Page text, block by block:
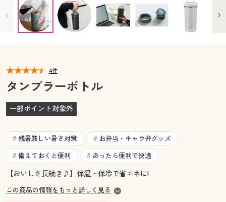
カタログ無料プレゼント
マイページ
閲覧履歴
お気に入り
サポート
ご利用ガイド
会員メニュー
閲覧履歴
お気に入り
ご利用ガイド
よくある質問とお問い合わせ
4件
タンブラーボトル
一部ポイント対象外
# 残暑厳しい暑さ対策 # お弁当・キャラ弁グッズ
# 備えておくと便利 # あったら便利で快適
【おいしさ長続き♪】保温・保冷で省エネに!
この商品の情報をもっと詳しく見る